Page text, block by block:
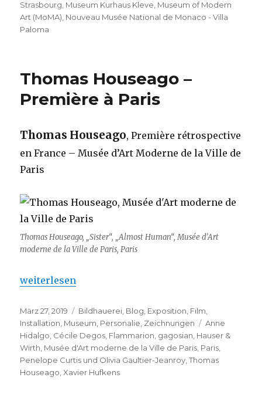
Strasbourg Museum Kurhaus Kleve Museum of Modern
Art (MoMA) Nouveau Musée National de Monaco - Villa
Paloma
Thomas Houseago –
Première à Paris
Thomas Houseago, Première rétrospective
en France – Musée d’Art Moderne de la Ville de
Paris
Thomas Houseago, „Sister“, „Almost Human“, Musée d’Art
moderne de la Ville de Paris, Paris
„Thomas Houseago – Première à Paris “
weiterlesen
Veröffentlicht
am
März 27, 2019 Kategorien
Bildhauerei Blog Exposition Film
Installation Museum Personalie Zeichnungen Schlagwörter
Anne
Hidalgo Cécile Degos Flammarion gagosian Hauser &
Wirth Musée d'Art moderne de la Ville de Paris Paris
Penelope Curtis und Olivia Gaultier-Jeanroy ,Thomas
Houseago ,Xavier Hufkens